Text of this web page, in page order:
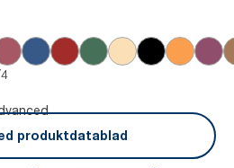
produktdatablad